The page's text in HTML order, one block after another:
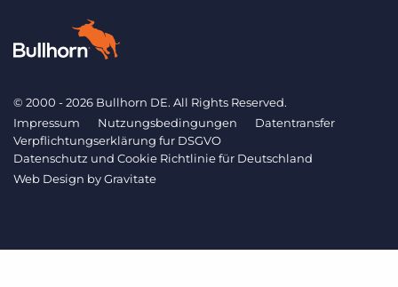
© 2000 - 2026 Bullhorn DE. All Rights Reserved.
Impressum
Nutzungsbedingungen
Datentransfer
Verpflichtungserklärung fur DSGVO
Datenschutz und Cookie Richtlinie für Deutschland
Web Design byGravitate